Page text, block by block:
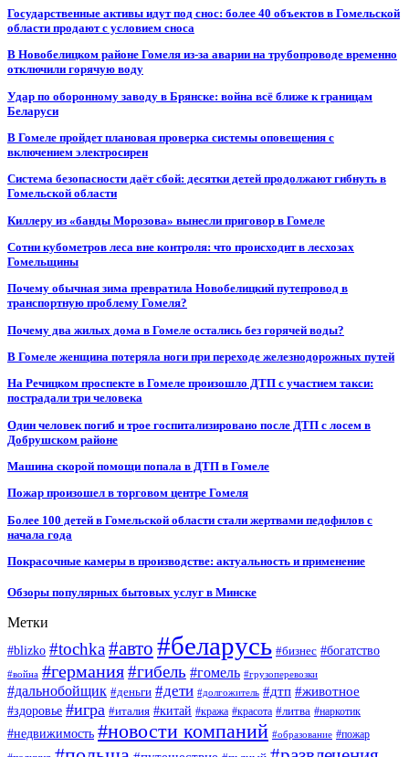
Государственные активы идут под снос: более 40 объектов в Гомельской
области продают с условием сноса
В Новобелицком районе Гомеля из-за аварии на трубопроводе временно
отключили горячую воду
Удар по оборонному заводу в Брянске: война всё ближе к границам
Беларуси
В Гомеле пройдет плановая проверка системы оповещения с
включением электросирен
Система безопасности даёт сбой: десятки детей продолжают гибнуть в
Гомельской области
Киллеру из «банды Морозова» вынесли приговор в Гомеле
Сотни кубометров леса вне контроля: что происходит в лесхозах
Гомельщины
Почему обычная зима превратила Новобелицкий путепровод в
транспортную проблему Гомеля?
Почему два жилых дома в Гомеле остались без горячей воды?
В Гомеле женщина потеряла ноги при переходе железнодорожных путей
На Речицком проспекте в Гомеле произошло ДТП с участием такси:
пострадали три человека
Один человек погиб и трое госпитализировано после ДТП с лосем в
Добрушском районе
Машина скорой помощи попала в ДТП в Гомеле
Пожар произошел в торговом центре Гомеля
Более 100 детей в Гомельской области стали жертвами педофилов с
начала года
Покрасочные камеры в производстве: актуальность и применение
Обзоры популярных бытовых услуг в Минске
Метки
#blizko #tochka#авто #беларусь #бизнес #богатство
#война #германия#гибель #гомель #грузоперевозки
#дальнобойщик #деньги #дети #долгожитель #дтп #животное
#здоровье #игра #италия #китай #кража #красота #литва #наркотик
#недвижимость #новости компаний #образование #пожар